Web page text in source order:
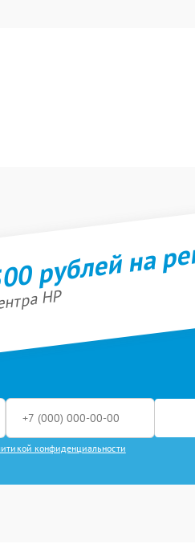
рублей на
HP
конфиденциальности